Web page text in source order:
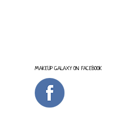
MAKEUP GALAXY ON FACEBOOK